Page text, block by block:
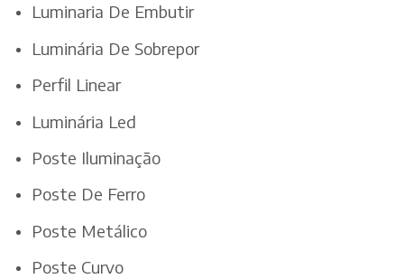
Luminaria De Embutir
Luminária De Sobrepor
Perfil Linear
Luminária Led
Poste Iluminação
Poste De Ferro
Poste Metálico
Poste Curvo